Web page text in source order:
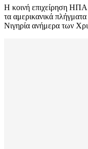
Η κοινή επιχείρηση ΗΠΑ
τα αμερικανικά
Νιγηρία ανήμερα των